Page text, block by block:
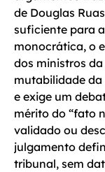
de Douglas
suficiente para
monocrática, o
dos ministros
mutabilidade
e exige um
mérito do “fato
validado ou
julgamento
tribunal, sem